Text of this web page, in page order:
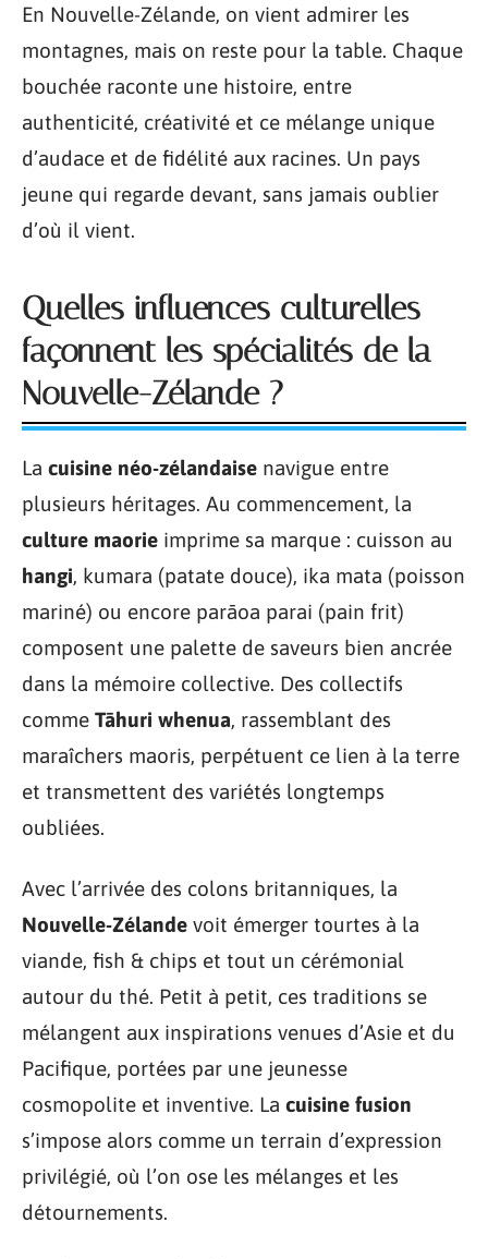
En Nouvelle-Zélande, on vient admirer les
montagnes, mais on reste pour la table. Chaque
bouchée raconte une histoire, entre
authenticité, créativité et ce mélange unique
d’audace et de fidélité aux racines. Un pays
jeune qui regarde devant, sans jamais oublier
d’où il vient.
Quelles influences culturelles
façonnent les spécialités de la
Nouvelle-Zélande ?
La cuisine néo-zélandaise navigue entre
plusieurs héritages. Au commencement, la
culture maorie imprime sa marque : cuisson au
hangi, kumara (patate douce), ika mata (poisson
mariné) ou encore parāoa parai (pain frit)
composent une palette de saveurs bien ancrée
dans la mémoire collective. Des collectifs
comme Tāhuri whenua, rassemblant des
maraîchers maoris, perpétuent ce lien à la terre
et transmettent des variétés longtemps
oubliées.
Avec l’arrivée des colons britanniques, la
Nouvelle-Zélande voit émerger tourtes à la
viande, fish & chips et tout un cérémonial
autour du thé. Petit à petit, ces traditions se
mélangent aux inspirations venues d’Asie et du
Pacifique, portées par une jeunesse
cosmopolite et inventive. La cuisine fusion
s’impose alors comme un terrain d’expression
privilégié, où l’on ose les mélanges et les
détournements.